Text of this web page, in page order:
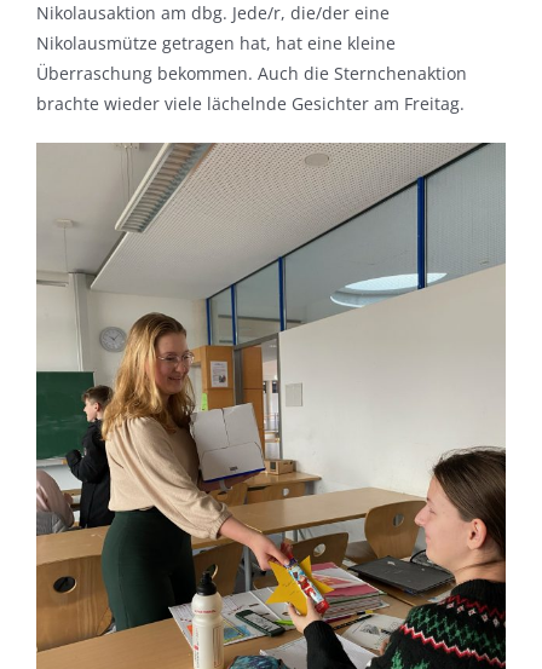
Nikolausaktion am dbg. Jede/r, die/der eine
Nikolausmütze getragen hat, hat eine kleine
Überraschung bekommen. Auch die Sternchenaktion
brachte wieder viele lächelnde Gesichter am Freitag.